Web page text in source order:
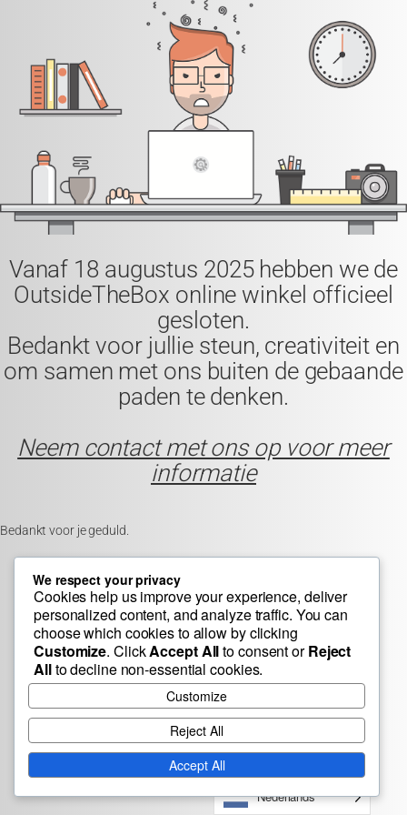
Vanaf 18 augustus 2025hebben we de
OutsideTheBox online winkel officieel
gesloten.
Bedankt voor jullie steun, creativiteit en
om samen met ons buiten de gebaande
paden te denken.
Neem contact met ons op voor meer
informatie
Bedankt voor je geduld.
We respect your privacy
Cookies help us improve your experience, deliver
personalized content, and analyze traffic. You can
choose which cookies to allow by clicking
Customize. ClickAccept Allto consent orReject
Allto decline non-essential cookies.
Customize
Reject All
Accept All
Nederlands